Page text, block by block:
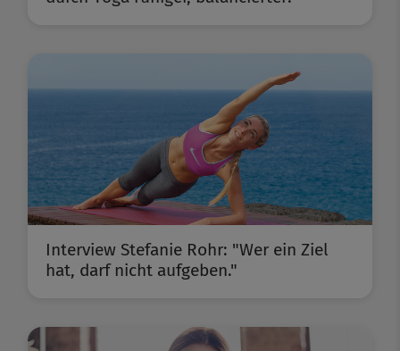
Interview Stefanie Rohr: "Wer ein Ziel
hat, darf nicht aufgeben."